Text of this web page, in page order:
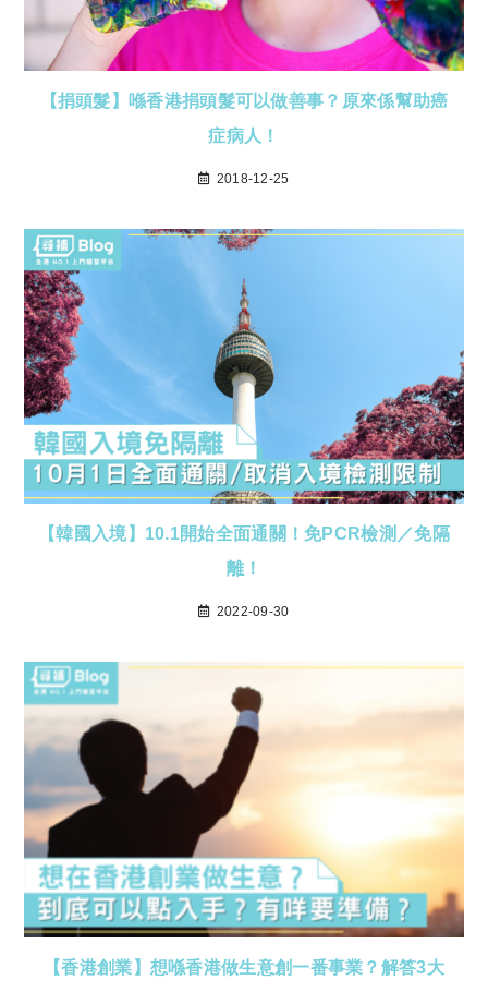
【捐頭髮】喺香港捐頭髮可以做善事？原來係幫助癌
症病人！
2018-12-25
【韓國入境】10.1開始全面通關！免PCR檢測／免隔
離！
2022-09-30
【香港創業】想喺香港做生意創一番事業？解答3大